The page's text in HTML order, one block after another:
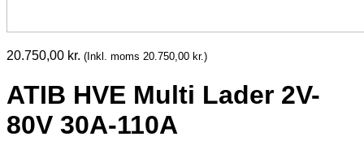
20.750,00 kr. (Inkl. moms 20.750,00 kr.)
ATIB HVE Multi Lader 2V-
80V 30A-110A